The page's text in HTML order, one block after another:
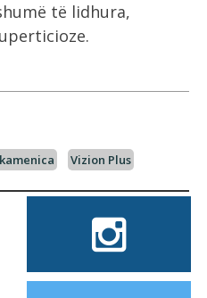
të lidhura,
Vizion Plus